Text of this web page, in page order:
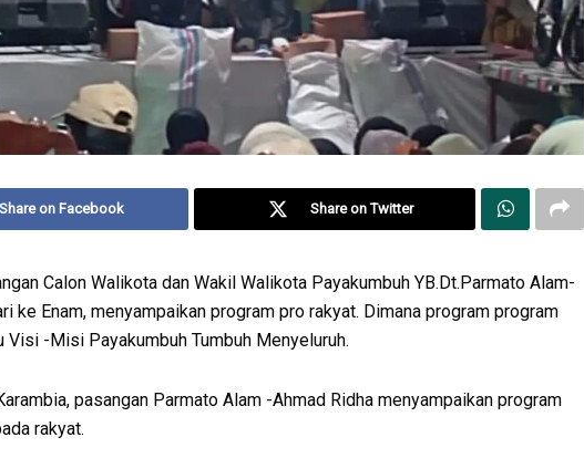
Share on Facebook Share on Twitter
Calon Walikota dan Wakil Walikota Payakumbuh YB.Dt.Parmato Alam-
ke Enam, menyampaikan program pro rakyat. Dimana program program
-Misi Payakumbuh Tumbuh Menyeluruh.
pasangan Parmato Alam -Ahmad Ridha menyampaikan program
rakyat.